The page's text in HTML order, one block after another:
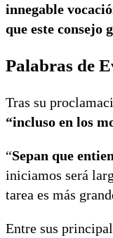
innegable
que este
Palabras de
Tras su
“incluso en los
“Sepan que
iniciamos será
tarea es más
Entre sus